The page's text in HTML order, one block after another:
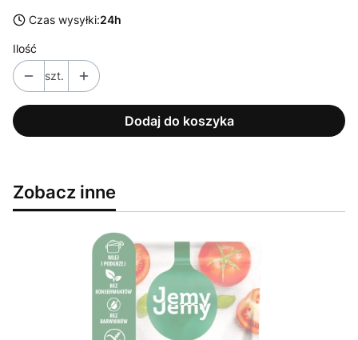
Czas wysyłki:24h
Ilość
szt.
Dodaj do koszyka
Zobacz inne